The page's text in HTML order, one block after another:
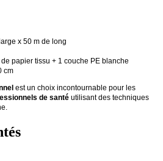
x 50 m de long
papier tissu + 1 couche PE blanche
cm
est un choix incontournable pour les
de santé utilisant des techniques